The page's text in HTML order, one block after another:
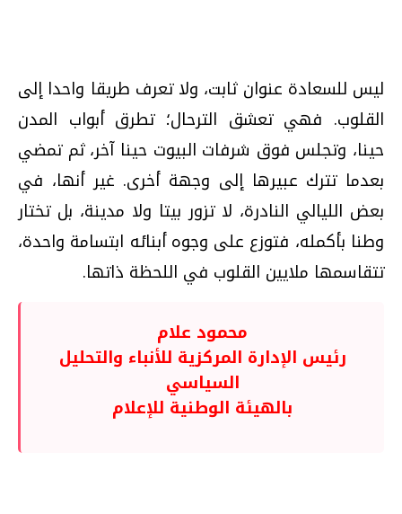
ليس للسعادة عنوان ثابت، ولا تعرف طريقا واحدا إلى
القلوب. فهي تعشق الترحال؛ تطرق أبواب المدن
حينا، وتجلس فوق شرفات البيوت حينا آخر، ثم تمضي
بعدما تترك عبيرها إلى وجهة أخرى. غير أنها، في
بعض الليالي النادرة، لا تزور بيتا ولا مدينة، بل تختار
وطنا بأكمله، فتوزع على وجوه أبنائه ابتسامة واحدة،
تتقاسمها ملايين القلوب في اللحظة ذاتها.
محمود علام
رئيس الإدارة المركزية للأنباء والتحليل
السياسي
بالهيئة الوطنية للإعلام